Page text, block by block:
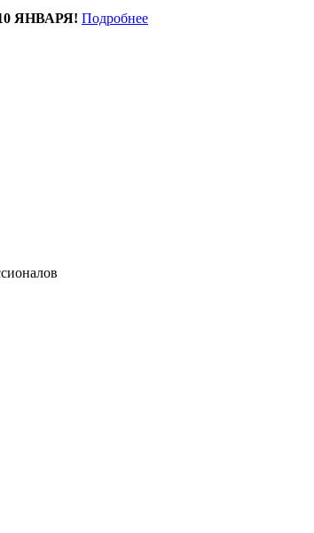
ЯНВАРЯ! Подробнее